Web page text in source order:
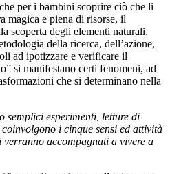
per i bambini scoprire ciò che li
magica e piena di risorse, il
scoperta degli elementi naturali,
della ricerca, dell’azione,
ad ipotizzare e verificare il
si manifestano certi fenomeni, ad
che si determinano nella
semplici esperimenti, letture di
i cinque sensi ed attività
verranno accompagnati a vivere a